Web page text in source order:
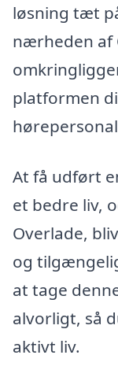
løsning tæt
nærheden af
platformen
At få udført
et bedre liv,
Overlade,
og
at tage
alvorligt, så
aktivt liv.